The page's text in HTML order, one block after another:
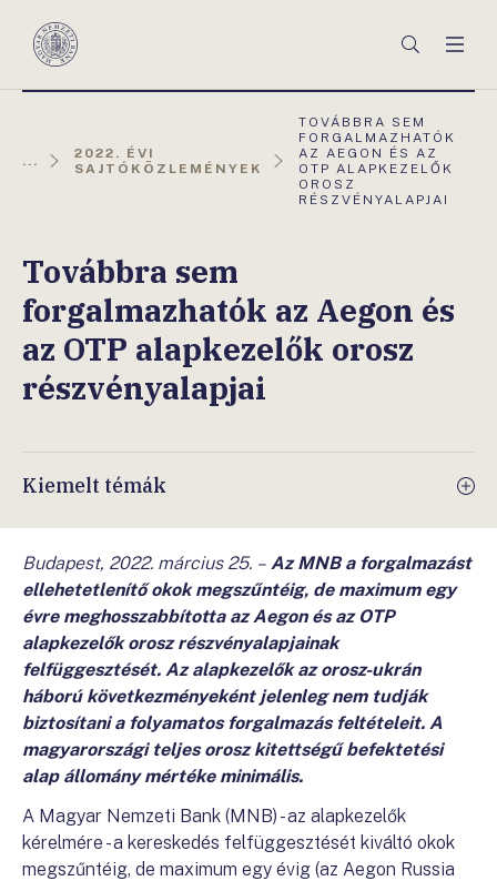
Magyar
Keresés
...
2022. ÉVI
SAJTÓKÖZLEMÉNYEK
AKTUÁLIS
OLDAL:
TOVÁBBRA SEM
FORGALMAZHATÓK
AZ AEGON ÉS AZ
OTP ALAPKEZELŐK
OROSZ
RÉSZVÉNYALAPJAI
Továbbra sem
forgalmazhatók az Aegon és
az OTP alapkezelők orosz
részvényalapjai
Kiemelt témák
Budapest, 2022. március 25. – Az MNB a forgalmazást
ellehetetlenítő okok megszűntéig, de maximum egy
évre meghosszabbította az Aegon és az OTP
alapkezelők orosz részvényalapjainak
felfüggesztését. Az alapkezelők az orosz-ukrán
háború következményeként jelenleg nem tudják
biztosítani a folyamatos forgalmazás feltételeit. A
magyarországi teljes orosz kitettségű befektetési
alap állomány mértéke minimális.
A Magyar Nemzeti Bank (MNB) - az alapkezelők
kérelmére - a kereskedés felfüggesztését kiváltó okok
megszűntéig, de maximum egy évig (az Aegon Russia